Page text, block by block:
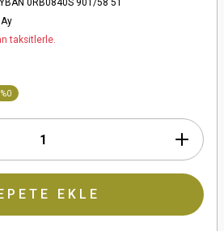
0RB0840S 901/58 51
taksitlerle.
%0
EKLE